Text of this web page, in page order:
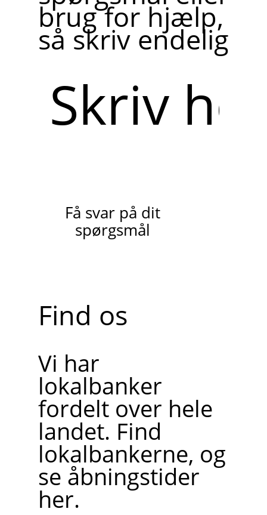
brug for hjælp,
så skriv endelig
her
Få svar på dit
spørgsmål
Find os
Vi har
lokalbanker
fordelt over hele
landet. Find
lokalbankerne, og
se åbningstider
her.